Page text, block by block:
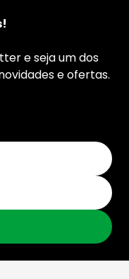
e seja um dos
e ofertas.